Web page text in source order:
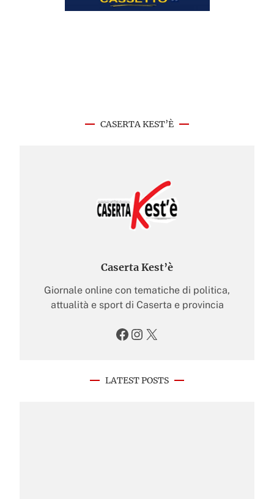
CASERTA KEST’È
Caserta Kest’è
Giornale online con tematiche di politica,
attualità e sport di Caserta e provincia
Facebook Instagram X
LATEST POSTS